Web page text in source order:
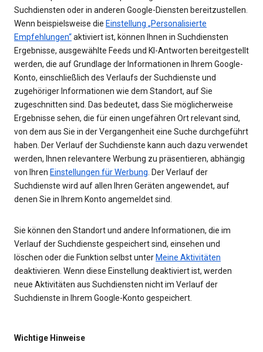
Suchdiensten oder in anderen Google-Diensten bereitzustellen.
Wenn beispielsweise die Einstellung „Personalisierte
Empfehlungen“aktiviert ist, können Ihnen in Suchdiensten
Ergebnisse, ausgewählte Feeds und KI-Antworten bereitgestellt
werden, die auf Grundlage der Informationen in Ihrem Google-
Konto, einschließlich des Verlaufs der Suchdienste und
zugehöriger Informationen wie dem Standort, auf Sie
zugeschnitten sind. Das bedeutet, dass Sie möglicherweise
Ergebnisse sehen, die für einen ungefähren Ort relevant sind,
von dem aus Sie in der Vergangenheit eine Suche durchgeführt
haben. Der Verlauf der Suchdienste kann auch dazu verwendet
werden, Ihnen relevantere Werbung zu präsentieren, abhängig
von Ihren Einstellungen für Werbung. Der Verlauf der
Suchdienste wird auf allen Ihren Geräten angewendet, auf
denen Sie in Ihrem Konto angemeldet sind.
Sie können den Standort und andere Informationen, die im
Verlauf der Suchdienste gespeichert sind, einsehen und
löschen oder die Funktion selbst unter Meine Aktivitäten
deaktivieren. Wenn diese Einstellung deaktiviert ist, werden
neue Aktivitäten aus Suchdiensten nicht im Verlauf der
Suchdienste in Ihrem Google-Konto gespeichert.
Wichtige Hinweise